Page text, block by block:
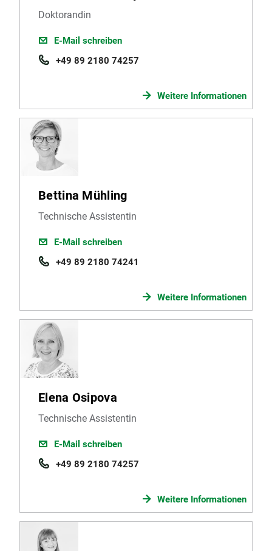
Doktorandin
E-Mail schreiben
+49 89 2180 74257
Weitere Informationen
Bettina Mühling
Technische Assistentin
E-Mail schreiben
+49 89 2180 74241
Weitere Informationen
Elena Osipova
Technische Assistentin
E-Mail schreiben
+49 89 2180 74257
Weitere Informationen